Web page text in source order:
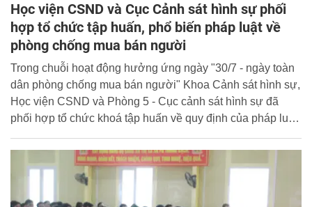
Học viện CSND và Cục Cảnh sát hình sự phối
hợp tổ chức tập huấn, phổ biến pháp luật về
phòng chống mua bán người
Trong chuỗi hoạt động hưởng ứng ngày "30/7 - ngày toàn
dân phòng chống mua bán người" Khoa Cảnh sát hình sự,
Học viện CSND và Phòng 5 - Cục cảnh sát hình sự đã
phối hợp tổ chức khoá tập huấn về quy định của pháp luật
mua bán người